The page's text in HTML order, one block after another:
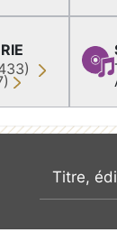
recherche